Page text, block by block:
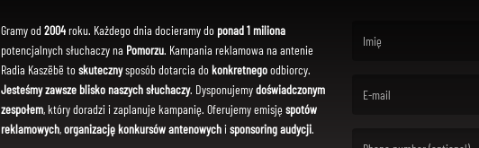
Gramy od 2004roku. Każdego dnia docieramy do ponad 1 miliona
potencjalnych słuchaczy na Pomorzu. Kampania reklamowa na antenie
Radia Kaszëbë toskutecznysposób dotarcia dokonkretnegoodbiorcy.
Jesteśmy zawsze blisko naszych słuchaczy. Dysponujemydoświadczonym
zespołem, który doradzi i zaplanuje kampanię. Oferujemy emisję spotów
reklamowych,organizację konkursów antenowychi sponsoring audycji.